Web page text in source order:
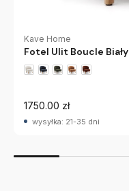
Kave Home
Fotel Ulit Boucle
1750.00 zł
wysyłka: 21-35 dni